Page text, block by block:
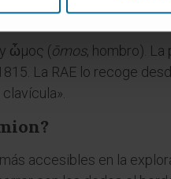
acromion?
ὦμος (ōmos, hombro).
La RAE lo recoge
accesibles en la